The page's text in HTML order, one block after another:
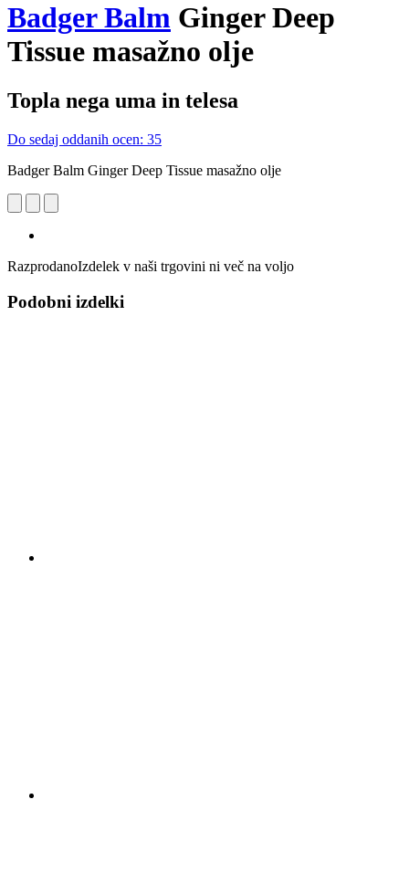
Badger Balm Ginger Deep
Tissue masažno olje
Topla nega uma in telesa
Do sedaj oddanih ocen: 35
Badger Balm Ginger Deep Tissue masažno olje
RazprodanoIzdelek v naši trgovini ni več na voljo
Podobni izdelki